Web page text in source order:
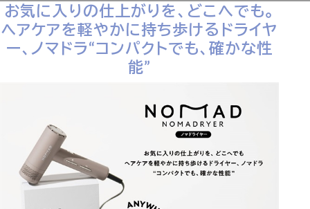
お気に入りの仕上がりを、どこへでも。
ヘアケアを軽やかに持ち歩けるドライヤ
ー、ノマドラ“コンパクトでも、確かな性
能”